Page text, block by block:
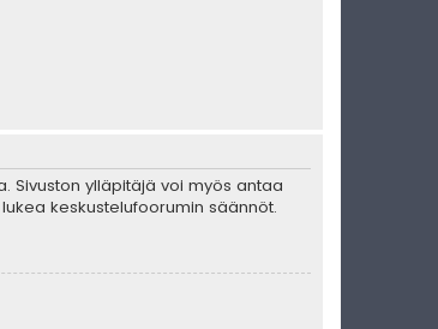
Sivuston ylläpitäjä voi myös antaa
keskustelufoorumin säännöt.